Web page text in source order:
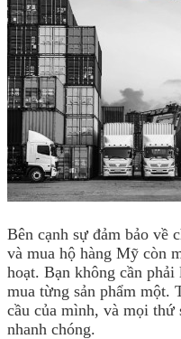
Bên cạnh sự đảm bảo về
và mua hộ hàng Mỹ còn
hoạt. Bạn không cần
mua từng sản phẩm một.
cầu của mình, và mọi
nhanh chóng.